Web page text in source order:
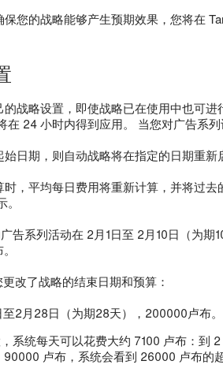
您的战略能够产生预期效果，您将在
战略设置，即使战略已在使用中也可
在 24 小时内得到应用。 当您对广告系
日期，则自动战略将在指定的日期重新
，平均每日费用将重新计算，并将过去
告系列活动在 2月1日至 2月10日（为
改了战略的结束日期和预算：
至2月28日（为期28天），200000卢布。
系统每天可以花费大约 7100 卢布：到
卢布，系统会看到 26000 卢布的